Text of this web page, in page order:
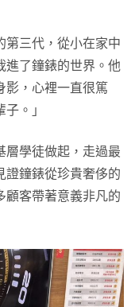
第三代，從小在家中
進了鐘錶的世界。他
影，心裡一直很篤
。」
層學徒做起，走過最
證鐘錶從珍貴奢侈的
顧客帶著意義非凡的